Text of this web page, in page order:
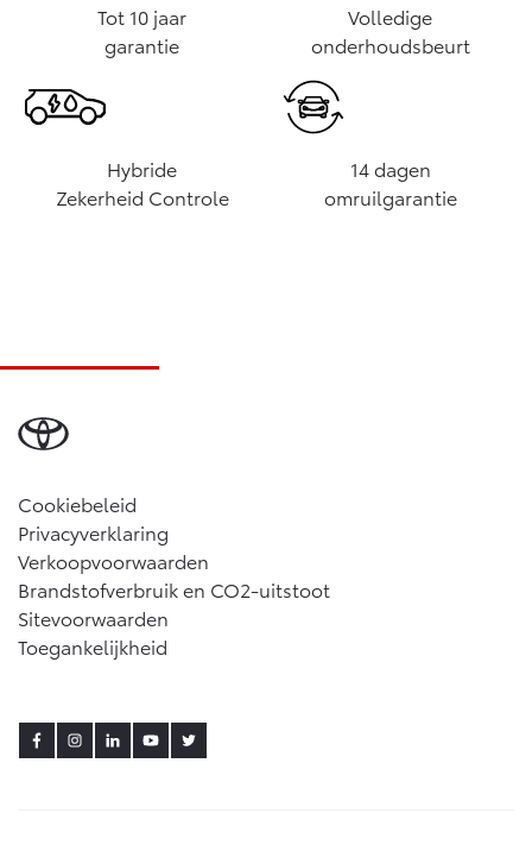
Tot 10 jaar
garantie
Volledige
onderhoudsbeurt
Hybride
Zekerheid Controle
14 dagen
omruilgarantie
Cookiebeleid
Privacyverklaring
Verkoopvoorwaarden
Brandstofverbruik en CO2-uitstoot
Sitevoorwaarden
Toegankelijkheid